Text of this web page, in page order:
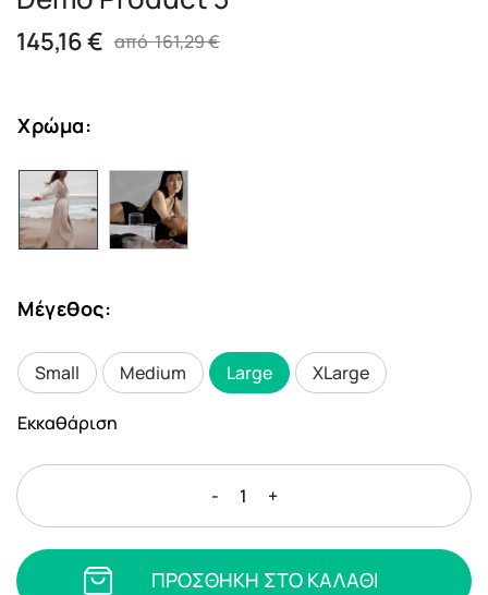
από161,29€
145,16€
Χρώμα:
Μέγεθος:
Small Medium Large XLarge
Εκκαθάριση
-
Demo
3
ποσότητα
+
ΠΡΟΣΘΗΚΗ ΣΤΟ ΚΑΛΑΘΙ